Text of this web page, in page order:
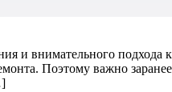
и внимательного
Поэтому важно